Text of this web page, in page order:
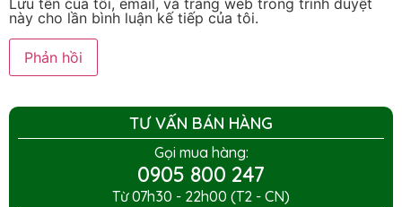
Lưu tên của tôi, email, và trang web trong trình duyệt
này cho lần bình luận kế tiếp của tôi.
TƯ VẤN BÁN HÀNG
Gọi mua hàng:
0905 800 247
Từ 07h30 - 22h00 (T2 - CN)